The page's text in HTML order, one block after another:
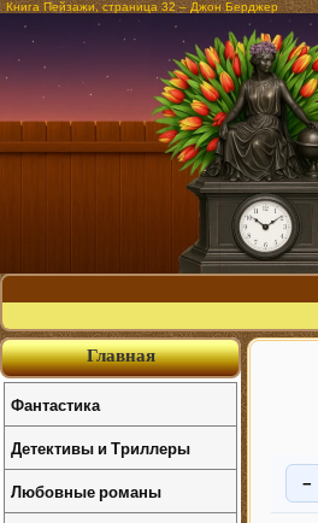
Книга Пейзажи, страница 32 – Джон Берджер
−
Главная
Фантастика
Детективы и Триллеры
Любовные романы